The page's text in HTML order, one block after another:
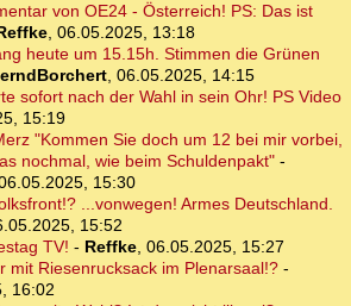
von OE24 - Österreich! PS: Das ist
, 06.05.2025, 13:18
heute um 15.15h. Stimmen die Grünen
, 06.05.2025, 14:15
sofort nach der Wahl in sein Ohr! PS Video
15:19
"Kommen Sie doch um 12 bei mir vorbei,
nochmal, wie beim Schuldenpakt" -
15:30
...vonwegen! Armes Deutschland.
15:52
TV! - Reffke, 06.05.2025, 15:27
mit Riesenrucksack im Plenarsaal!?-
16:02